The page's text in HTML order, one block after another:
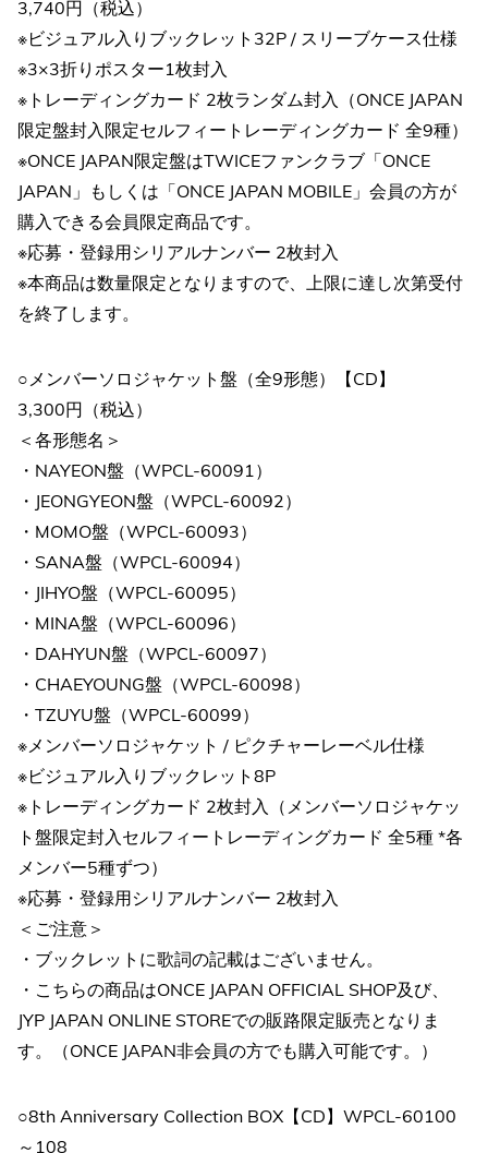
3,740円（税込）
※ビジュアル入りブックレット32P / スリーブケース仕様
※3×3折りポスター1枚封入
※トレーディングカード 2枚ランダム封入（ONCE JAPAN
限定盤封入限定セルフィートレーディングカード 全9種）
※ONCE JAPAN限定盤はTWICEファンクラブ「ONCE
JAPAN」もしくは「ONCE JAPAN MOBILE」会員の方が
購入できる会員限定商品です。
※応募・登録用シリアルナンバー 2枚封入
※本商品は数量限定となりますので、上限に達し次第受付
を終了します。
○メンバーソロジャケット盤（全9形態）【CD】
3,300円（税込）
＜各形態名＞
・NAYEON盤（WPCL-60091）
・JEONGYEON盤（WPCL-60092）
・MOMO盤（WPCL-60093）
・SANA盤（WPCL-60094）
・JIHYO盤（WPCL-60095）
・MINA盤（WPCL-60096）
・DAHYUN盤（WPCL-60097）
・CHAEYOUNG盤（WPCL-60098）
・TZUYU盤（WPCL-60099）
※メンバーソロジャケット / ピクチャーレーベル仕様
※ビジュアル入りブックレット8P
※トレーディングカード 2枚封入（メンバーソロジャケッ
ト盤限定封入セルフィートレーディングカード 全5種 *各
メンバー5種ずつ）
※応募・登録用シリアルナンバー 2枚封入
＜ご注意＞
・ブックレットに歌詞の記載はございません。
・こちらの商品はONCE JAPAN OFFICIAL SHOP及び、
JYP JAPAN ONLINE STOREでの販路限定販売となりま
す。（ONCE JAPAN非会員の方でも購入可能です。）
○8th Anniversary Collection BOX【CD】WPCL-60100
～108